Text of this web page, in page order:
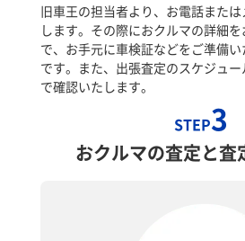
旧車王の担当者より、お電話また
します。その際におクルマの詳細
で、お手元に車検証などをご準備
です。また、出張査定のスケジュ
で確認いたします。
STEP3
おクルマの査定と査